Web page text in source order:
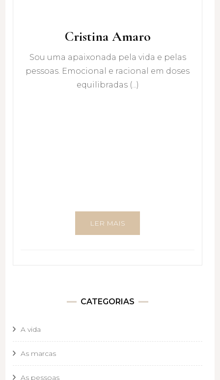
Cristina Amaro
Sou uma apaixonada pela vida e pelas
pessoas. Emocional e racional em doses
equilibradas (...)
LER MAIS
CATEGORIAS
A vida
As marcas
As pessoas